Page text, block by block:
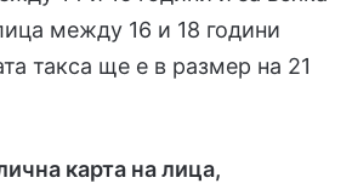
между 16 и 18 години
такса ще е в размер на 21
карта на лица,